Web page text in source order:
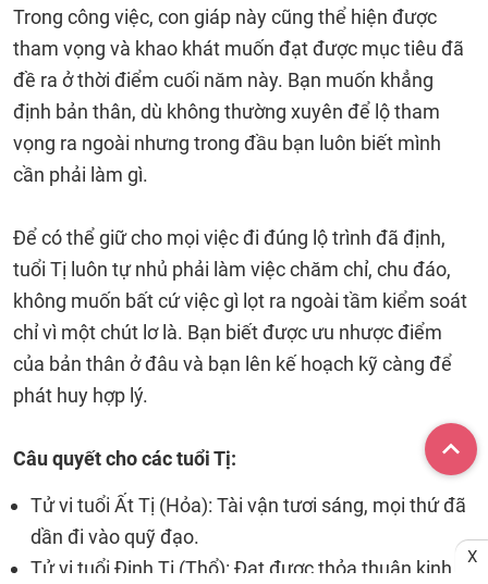
Trong công việc, con giáp này cũng thể hiện được
tham vọng và khao khát muốn đạt được mục tiêu đã
đề ra ở thời điểm cuối năm này. Bạn muốn khẳng
định bản thân, dù không thường xuyên để lộ tham
vọng ra ngoài nhưng trong đầu bạn luôn biết mình
cần phải làm gì.
Để có thể giữ cho mọi việc đi đúng lộ trình đã định,
tuổi Tị luôn tự nhủ phải làm việc chăm chỉ, chu đáo,
không muốn bất cứ việc gì lọt ra ngoài tầm kiểm soát
chỉ vì một chút lơ là. Bạn biết được ưu nhược điểm
của bản thân ở đâu và bạn lên kế hoạch kỹ càng để
phát huy hợp lý.
Câu quyết cho các tuổi Tị:
Tử vi tuổi Ất Tị (Hỏa): Tài vận tươi sáng, mọi thứ đã
dần đi vào quỹ đạo.
Tử vi tuổi Đinh Tị (Thổ): Đạt được thỏa thuận kinh
X